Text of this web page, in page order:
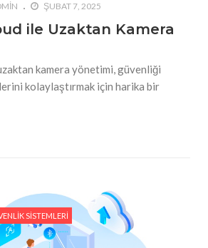
ŞUBAT 7, 2025
ile Uzaktan Kamera
kamera yönetimi, güvenliği
kolaylaştırmak için harika bir
SISTEMLERI